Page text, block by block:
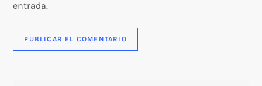
entrada.